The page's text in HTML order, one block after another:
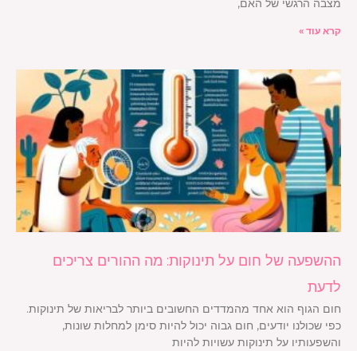
מצבה הרגשי של האם,
קרא עוד »
ההשפעה של חום על תינוקות: מה ההורים צריכים
לדעת
חום הגוף הוא אחד מהמדדים החשובים ביותר לבריאות של תינוקות.
כפי שכולנו יודעים, חום גבוה יכול להיות סימן למחלות שונות,
והשפעותיו על תינוקות עשויות להיות